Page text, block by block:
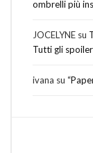
ombrelli più
JOCELYNE su
Tutti gli
ivana su